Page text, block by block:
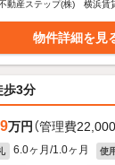
動産ステップ(株) 横浜賃
物件詳細を見
歩3分
万円 （管理費22,000
6.0ヶ月/1.0ヶ月 使